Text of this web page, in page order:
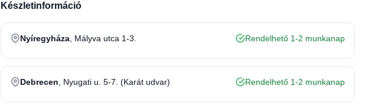
Készletinformáció
Nyíregyháza , Mályva utca 1-3. Rendelhető 1-2 munkanap
Debrecen , Nyugati u. 5-7. (Karát udvar) Rendelhető 1-2 munkanap